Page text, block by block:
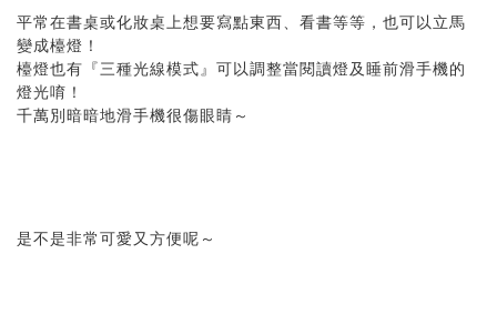
平常在書桌或化妝桌上想要寫點東西、看書等等，也可以立馬
變成檯燈！
檯燈也有『三種光線模式』可以調整當閱讀燈及睡前滑手機的
燈光唷！
千萬別暗暗地滑手機很傷眼睛～
是不是非常可愛又方便呢～